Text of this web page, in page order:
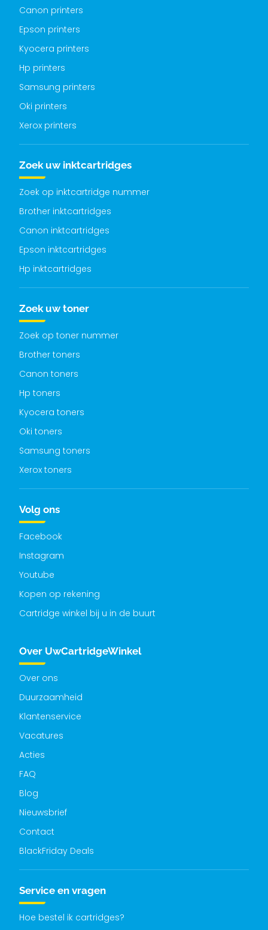
Canon printers
Epson printers
Kyocera printers
Hp printers
Samsung printers
Oki printers
Xerox printers
Zoek uw inktcartridges
Zoek op inktcartridge nummer
Brother inktcartridges
Canon inktcartridges
Epson inktcartridges
Hp inktcartridges
Zoek uw toner
Zoek op toner nummer
Brother toners
Canon toners
Hp toners
Kyocera toners
Oki toners
Samsung toners
Xerox toners
Volg ons
Facebook
Instagram
Youtube
Kopen op rekening
Cartridge winkel bij u in de buurt
Over UwCartridgeWinkel
Over ons
Duurzaamheid
Klantenservice
Vacatures
Acties
FAQ
Blog
Nieuwsbrief
Contact
BlackFriday Deals
Service en vragen
Hoe bestel ik cartridges?